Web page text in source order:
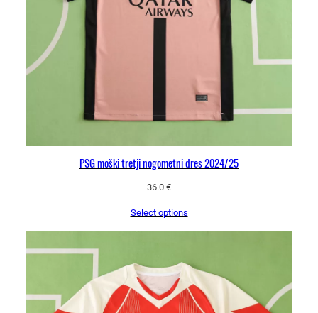
n
PSG moški tretji nogometni dres 2024/25
36.0 €
Select options